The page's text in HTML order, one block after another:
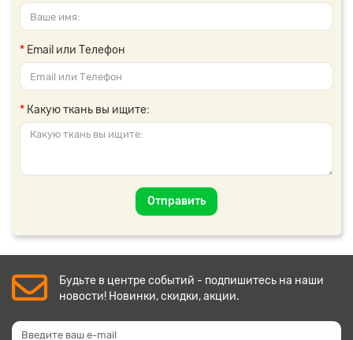
Email или Телефон
Какую ткань вы ищите:
Отправить
Будьте в центре событий - подпишитесь на наши
новости! Новинки, скидки, акции.